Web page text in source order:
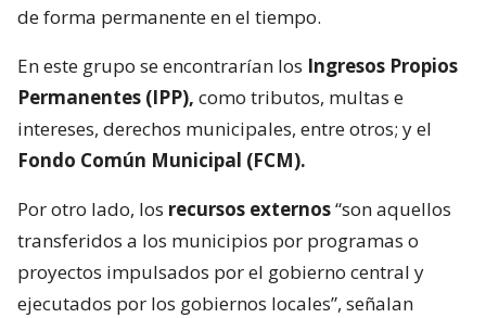
de forma permanente en el tiempo.
En este grupo se encontrarían los Ingresos Propios
Permanentes (IPP), como tributos, multas e
intereses, derechos municipales, entre otros; y el
Fondo Común Municipal (FCM).
Por otro lado, los recursos externos“son aquellos
transferidos a los municipios por programas o
proyectos impulsados por el gobierno central y
ejecutados por los gobiernos locales”, señalan